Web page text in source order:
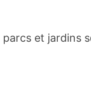
et jardins